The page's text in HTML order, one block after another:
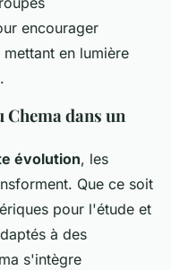
encourager
en lumière
dans un
évolution, les
Que ce soit
pour l'étude et
à des
s'intègre